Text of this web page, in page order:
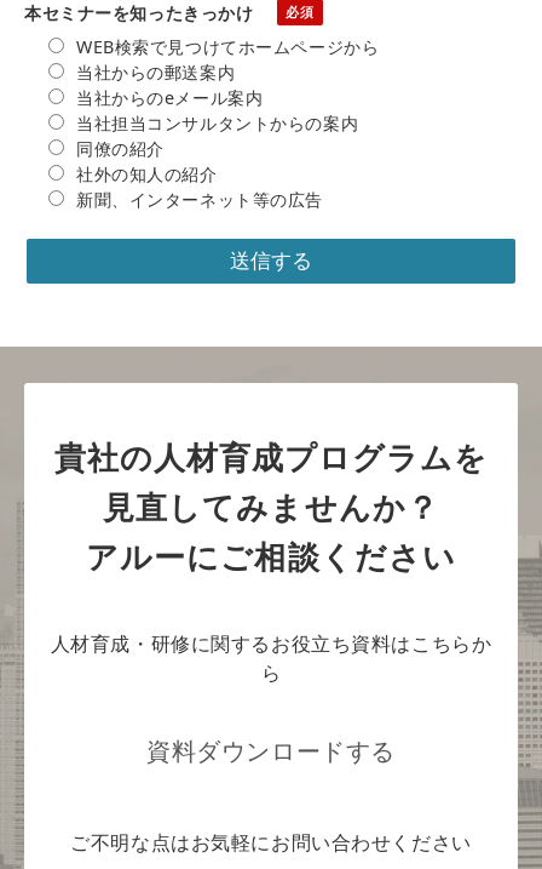
本セミナーを知ったきっかけ
WEB検索で見つけてホームページから
当社からの郵送案内
当社からのeメール案内
当社担当コンサルタントからの案内
同僚の紹介
社外の知人の紹介
新聞、インターネット等の広告
貴社の人材育成プログラムを
見直してみませんか？
アルーにご相談ください
人材育成・研修に関するお役立ち資料はこちらか
ら
資料ダウンロードする
ご不明な点はお気軽にお問い合わせください